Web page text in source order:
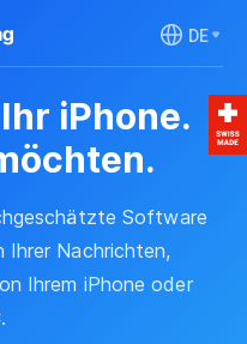
DE
iPhone.
Software
Ihrer Nachrichten,
Ihrem iPhone oder